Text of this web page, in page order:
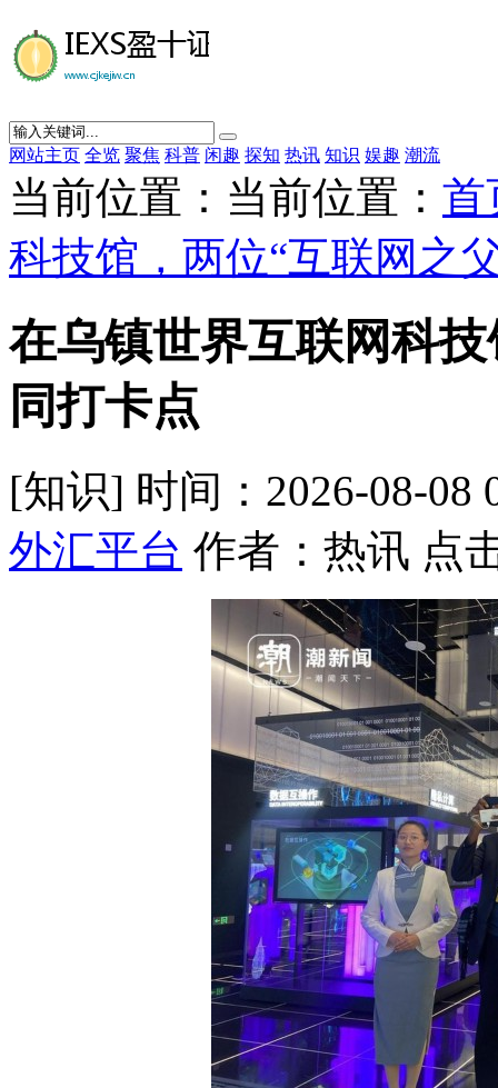
网站主页 全览 聚焦 科普 闲趣 探知 热讯 知识 娱趣 潮流
当前位置：当前位置： 首
科技馆，两位“互联网之
在乌镇世界互联网科
同打卡点
[知识] 时间：2026-08-08
外汇平台 作者：热讯 点